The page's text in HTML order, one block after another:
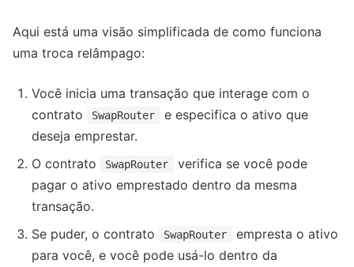
Aqui está uma visão simplificada de como funciona
uma troca relâmpago:
Você inicia uma transação que interage com o
contrato
SwapRouter
e especifica o ativo que
deseja emprestar.
O contrato
SwapRouter
verifica se você pode
pagar o ativo emprestado dentro da mesma
transação.
Se puder, o contrato
SwapRouter
empresta o ativo
para você, e você pode usá-lo dentro da